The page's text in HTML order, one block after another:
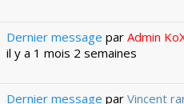
Dernier message par Admin
il y a 1 mois 2 semaines
Dernier message par Vincent